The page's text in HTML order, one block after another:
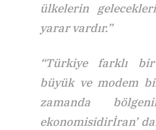
ülkelerin
yarar vardır.”
“Türkiye farklı
büyük ve modem
zamanda
ekonomisidirİran’